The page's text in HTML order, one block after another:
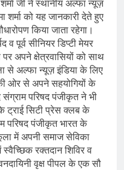
जी ने स्थानीय अल्फा न्यूज़
शर्मा को यह जानकारी देते हुए
किया जाता रहेगा।
व पूर्व सीनियर डिप्टी मेयर
पर अपने क्षेत्रवासियों को साथ
से अल्फा न्यूज़ इंडिया के लिए
ओर से अपने सहयोगियों के
संग्राम परिषद पंजीकृत ने भी
ट्राई सिटी प्रेस क्लब के
परिषद पंजीकृत भारत के
में अपनी समाज सेविका
स्वैच्छिक रक्तदान शिविर व
वृक्ष पीपल के एक सौ